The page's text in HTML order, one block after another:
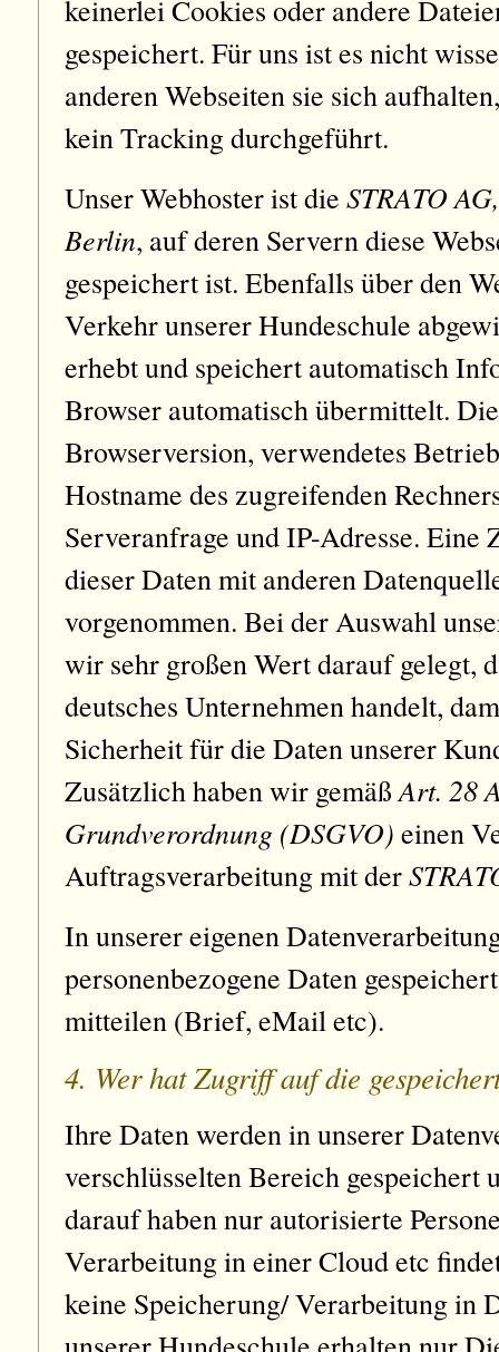
keinerlei Cookies oder andere
gespeichert. Für uns ist es nicht
anderen Webseiten sie sich
kein Tracking durchgeführt.
Unser Webhoster ist die STRATO
Berlin, auf deren Servern diese
gespeichert ist. Ebenfalls über den
Verkehr unserer Hundeschule
erhebt und speichert automatisch
Browser automatisch übermittelt.
Browserversion, verwendetes
Hostname des zugreifenden
Serveranfrage und IP-Adresse. Eine
dieser Daten mit anderen
vorgenommen. Bei der Auswahl
wir sehr großen Wert darauf gelegt,
deutsches Unternehmen handelt,
Sicherheit für die Daten unserer
Zusätzlich haben wir gemäßArt. 28
Grundverordnung (DSGVO) einen
Auftragsverarbeitung mit der
In unserer eigenen
personenbezogene Daten
mitteilen (Brief, eMail etc).
4. Wer hat Zugriff auf die
Ihre Daten werden in unserer
verschlüsselten Bereich
darauf haben nur autorisierte
Verarbeitung in einer Cloud etc
keine Speicherung/ Verarbeitung in